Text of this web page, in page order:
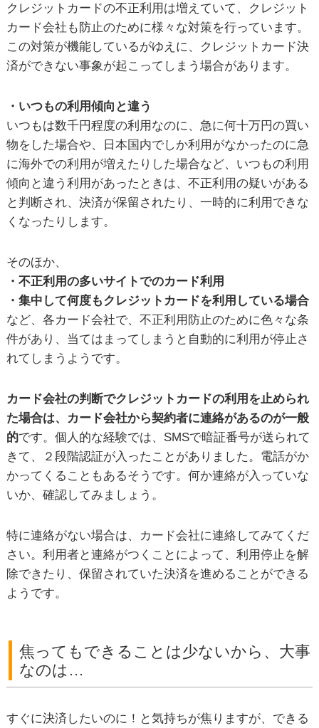
クレジットカードの不正利用は増えていて、クレジット
カード会社も防止のために様々な対策を行っています。
この対策が機能しているがゆえに、クレジットカード決
済ができない事象が起こってしまう場合があります。
・いつもの利用傾向と違う
いつもは数千円程度の利用なのに、急に何十万円の買い
物をした場合や、日本国内でしか利用がなかったのに急
に海外での利用が増えたりした場合など、いつもの利用
傾向と違う利用があったときは、不正利用の疑いがある
と判断され、決済が保留されたり、一時的に利用できな
くなったりします。
そのほか、
・不正利用の多いサイトでのカード利用
・集中して何度もクレジットカードを利用している場合
など、各カード会社で、不正利用防止のために色々な条
件があり、当てはまってしまうと自動的に利用が停止さ
れてしまうようです。
カード会社の判断でクレジットカードの利用を止められ
た場合は、カード会社から契約者に連絡があるのが一般
的です。個人的な経験では、SMSで暗証番号が送られて
きて、２段階認証が入ったことがありました。電話がか
かってくることもあるそうです。何か連絡が入っていな
いか、確認してみましょう。
特に連絡がない場合は、カード会社に連絡してみてくだ
さい。利用者と連絡がつくことによって、利用停止を解
除できたり、保留されていた決済を進めることができる
ようです。
焦ってもできることは少ないから、大事
なのは…
すぐに決済したいのに！と気持ちが焦りますが、できる